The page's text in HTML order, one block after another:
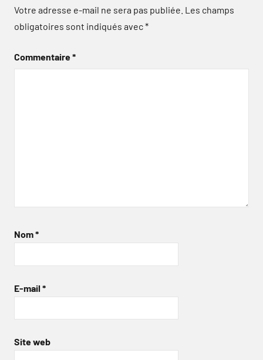
Votre adresse e-mail ne sera pas publiée. Les champs
obligatoires sont indiqués avec*
Commentaire*
Nom*
E-mail *
Site web